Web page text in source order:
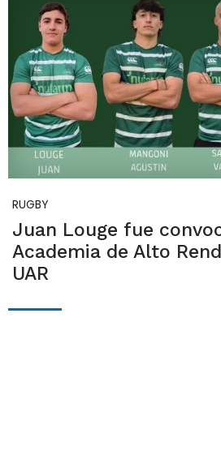
RUGBY
Juan Louge fue
Academia de Alto
UAR